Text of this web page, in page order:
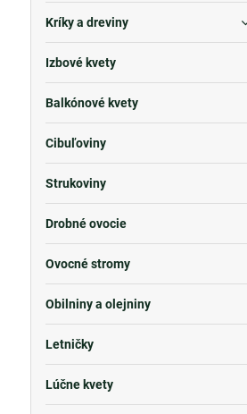
Kríky a dreviny
Izbové kvety
Balkónové kvety
Cibuľoviny
Strukoviny
Drobné ovocie
Ovocné stromy
Obilniny a olejniny
Letničky
Lúčne kvety